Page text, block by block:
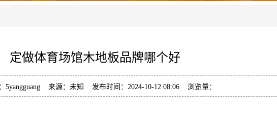
定做体育场馆木地板品牌哪个好
5yangguang 来源：未知 发布时间：2024-10-12 08:06 浏览量：